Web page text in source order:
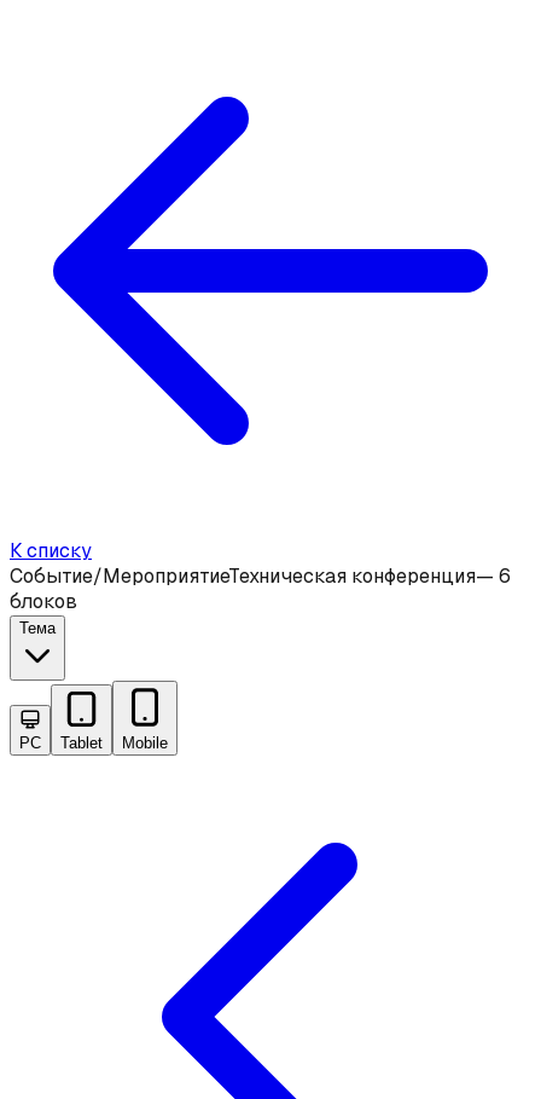
К списку
Событие/МероприятиеТехническая конференция— 6
блоков
Тема
PC Tablet Mobile